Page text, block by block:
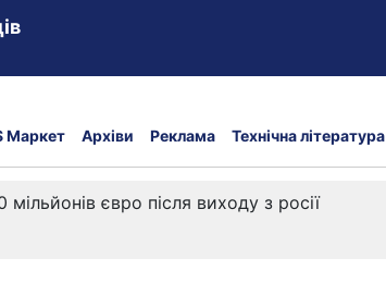
Маркет Архіви Реклама Технічна література
євро після виходу з росії